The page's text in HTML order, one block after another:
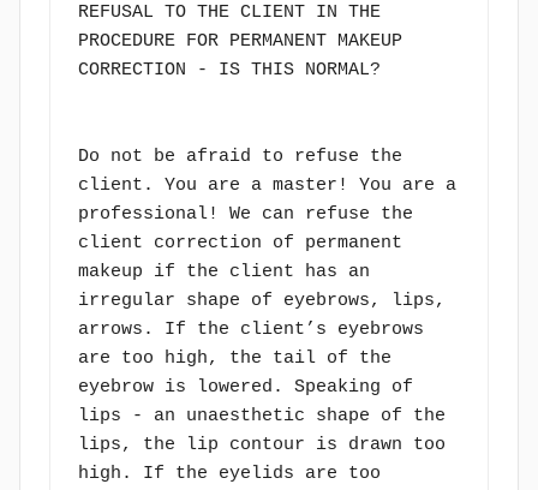
REFUSAL TO THE CLIENT IN THE
PROCEDURE FOR PERMANENT MAKEUP
CORRECTION - IS THIS NORMAL?
Do not be afraid to refuse the
client. You are a master! You are a
professional! We can refuse the
client correction of permanent
makeup if the client has an
irregular shape of eyebrows, lips,
arrows. If the client’s eyebrows
are too high, the tail of the
eyebrow is lowered. Speaking of
lips - an unaesthetic shape of the
lips, the lip contour is drawn too
high. If the eyelids are too